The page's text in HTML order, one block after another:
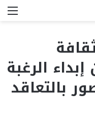
الرغبة
بالتعاقد